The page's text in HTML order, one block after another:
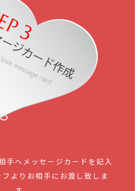
手へメッセージカードを記入
よりお相手にお渡し致しま